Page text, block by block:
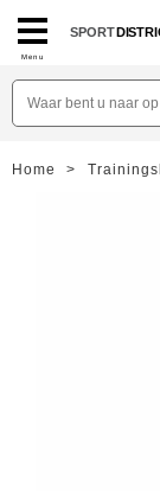
Menu
SPORT
Home >